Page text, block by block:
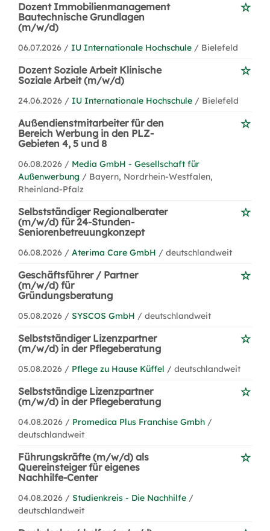
Dozent Immobilienmanagement
Bautechnische Grundlagen
(m/w/d)
06.07.2026 / IU Internationale Hochschule / Bielefeld
Dozent Soziale Arbeit Klinische
Soziale Arbeit (m/w/d)
24.06.2026 / IU Internationale Hochschule / Bielefeld
Außendienstmitarbeiter für den
Bereich Werbung in den PLZ-
Gebieten 4, 5 und 8
06.08.2026 / Media GmbH - Gesellschaft für
Außenwerbung / Bayern, Nordrhein-Westfalen,
Rheinland-Pfalz
Selbstständiger Regionalberater
(m/w/d) für 24-Stunden-
Seniorenbetreuungkonzept
06.08.2026 / Aterima Care GmbH / deutschlandweit
Geschäftsführer / Partner
(m/w/d) für
Gründungsberatung
05.08.2026 / SYSCOS GmbH / deutschlandweit
Selbstständiger Lizenzpartner
(m/w/d) in der Pflegeberatung
05.08.2026 / Pflege zu Hause Küffel / deutschlandweit
Selbstständige Lizenzpartner
(m/w/d) in der Pflegeberatung
04.08.2026 / Promedica Plus Franchise Gmbh /
deutschlandweit
Führungskräfte (m/w/d) als
Quereinsteiger für eigenes
Nachhilfe-Center
04.08.2026 / Studienkreis - Die Nachhilfe /
deutschlandweit